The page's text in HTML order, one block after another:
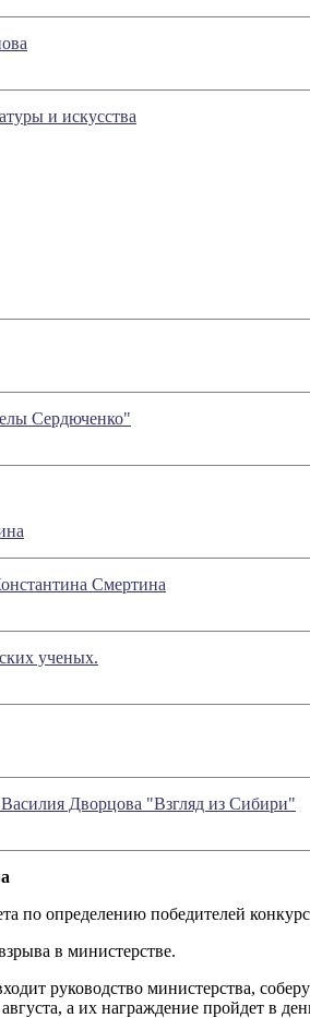
и искусства
Сердюченко"
Смертина
ученых.
Дворцова "Взгляд из Сибири"
по определению победителей
в министерстве.
руководство министерства,
а их награждение пройдет в